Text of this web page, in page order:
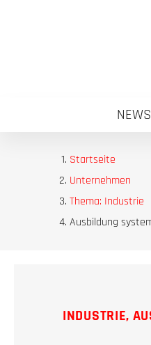
NEWS
Startseite
Unternehmen
Thema: Industrie
Ausbildung
INDUSTRIE,